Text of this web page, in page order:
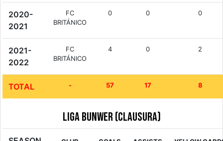
2020-
2021
FC
BRITÁNICO
0 0 0
2021-
2022
FC
BRITÁNICO
4 0 2
TOTAL - 57 17 8
Liga Bunwer (Clausura)